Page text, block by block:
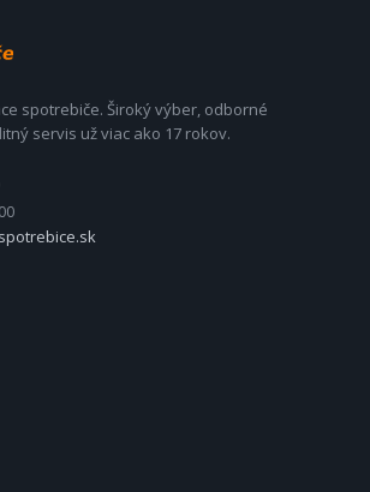
spotrebiče. Široký výber, odborné
servis už viac ako 17 rokov.